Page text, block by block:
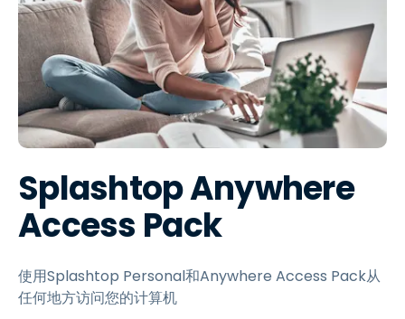
Splashtop Anywhere
Access Pack
使用Splashtop Personal和Anywhere Access Pack从
任何地方访问您的计算机